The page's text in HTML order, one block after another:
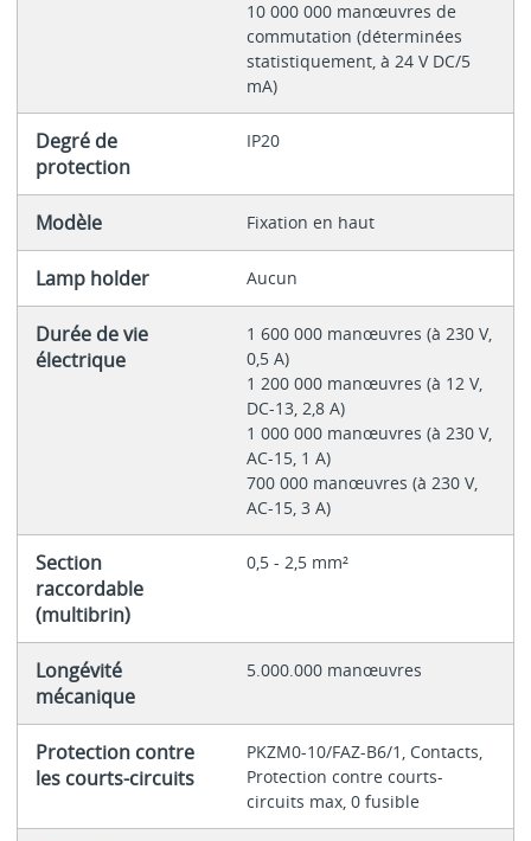
10 000 000 manœuvres de
commutation (déterminées
statistiquement, à 24 V DC/5
mA)
Degré de
protection
IP20
Modèle Fixation en haut
Lamp holder Aucun
Durée de vie
électrique
1 600 000 manœuvres (à 230 V,
0,5 A)
1 200 000 manœuvres (à 12 V,
DC-13, 2,8 A)
1 000 000 manœuvres (à 230 V,
AC-15, 1 A)
700 000 manœuvres (à 230 V,
AC-15, 3 A)
Section
raccordable
(multibrin)
0,5 - 2,5 mm²
Longévité
mécanique
5.000.000 manœuvres
Protection contre
les courts-circuits
PKZM0-10/FAZ-B6/1, Contacts,
Protection contre courts-
circuits max, 0 fusible